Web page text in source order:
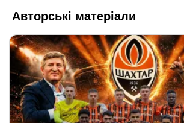
Авторські матеріали